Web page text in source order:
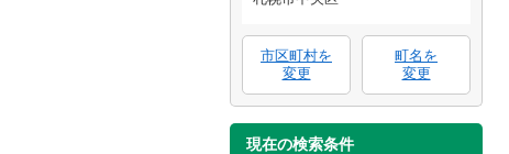
市区町村を
変更
町名を
変更
現在の検索条件